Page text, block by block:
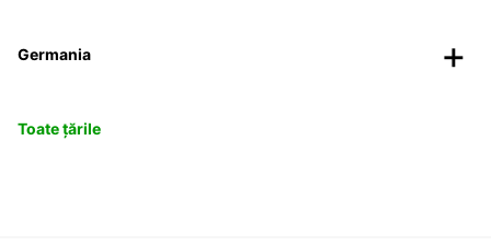
Germania
Toate țările